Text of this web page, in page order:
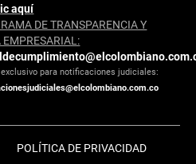
aquí
DE TRANSPARENCIA Y
EMPRESARIAL:
exclusivo para notificaciones judiciales:
POLÍTICA DE PRIVACIDAD